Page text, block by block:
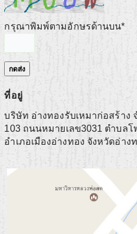
กรุณาพิมพ์ตามอักษรด้านบน*
ที่อยู่
บริษัท อ่างทองรับเหมาก่อสร้าง
103 ถนนหมายเลข3031 ตำบลโ
อำเภอเมืองอ่างทอง จังหวัดอ่าง